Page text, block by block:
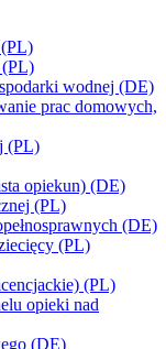
(PL)
wodnej (DE)
prac domowych,
(PL)
opiekun) (DE)
(PL)
(DE)
(PL)
(PL)
opieki nad
(DE)